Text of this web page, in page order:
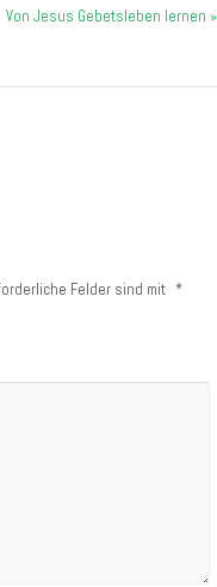
Von Jesus Gebetsleben lernen »
Felder sind mit *